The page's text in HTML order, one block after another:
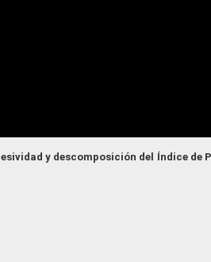
y descomposición del Índice de